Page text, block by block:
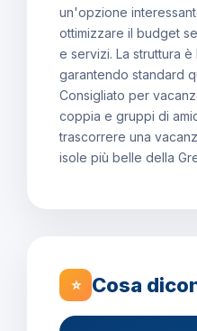
un'opzione
ottimizzare il budget
e servizi. La struttura è
garantendo standard
Consigliato per
coppia e gruppi di
trascorrere una
isole più belle della
⭐ Cosa